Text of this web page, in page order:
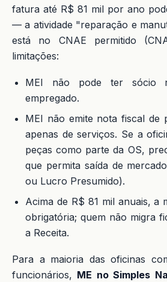
fatura até R$ 81 mil por ano
— a atividade "reparação e
está no CNAE permitido
limitações:
MEI não pode ter sócio
empregado.
MEI não emite nota fiscal
apenas de serviços. Se a
peças como parte da OS,
que permita saída de
ou Lucro Presumido).
Acima de R$ 81 mil anuais, a
obrigatória; quem não migra
a Receita.
Para a maioria das oficinas
funcionários, ME no Simples